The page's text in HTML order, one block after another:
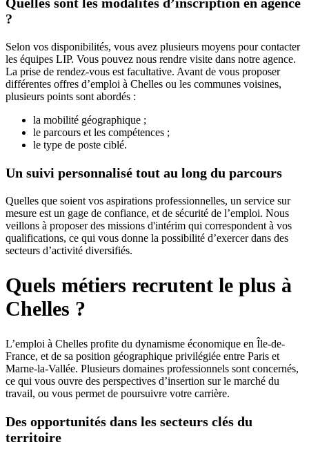
?
Selon vos disponibilités, vous avez plusieurs moyens pour contacter
les équipes LIP. Vous pouvez nous rendre visite dans notre agence.
La prise de rendez-vous est facultative. Avant de vous proposer
différentes offres d’emploi à Chelles ou les communes voisines,
plusieurs points sont abordés :
la mobilité géographique ;
le parcours et les compétences ;
le type de poste ciblé.
Un suivi personnalisé tout au long du parcours
Quelles que soient vos aspirations professionnelles, un service sur
mesure est un gage de confiance, et de sécurité de l’emploi. Nous
veillons à proposer des missions d'intérim qui correspondent à vos
qualifications, ce qui vous donne la possibilité d’exercer dans des
secteurs d’activité diversifiés.
Quels métiers recrutent le plus à
Chelles ?
L’emploi à Chelles profite du dynamisme économique en Île-de-
France, et de sa position géographique privilégiée entre Paris et
Marne-la-Vallée. Plusieurs domaines professionnels sont concernés,
ce qui vous ouvre des perspectives d’insertion sur le marché du
travail, ou vous permet de poursuivre votre carrière.
Des opportunités dans les secteurs clés du
territoire